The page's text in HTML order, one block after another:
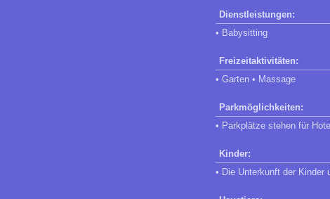
Dienstleistungen:
• Babysitting
Freizeitaktivitäten:
• Garten • Massage
Parkmöglichkeiten:
• Parkplätze stehen für
Kinder:
• Die Unterkunft der